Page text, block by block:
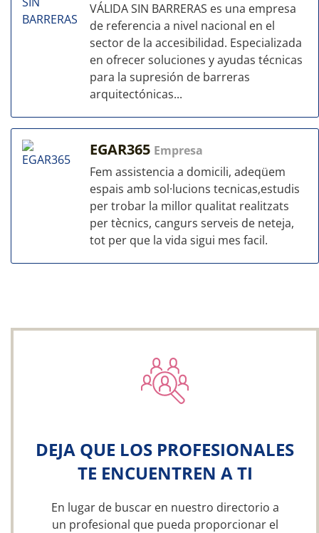
VÁLIDA SIN BARRERAS es una empresa
de referencia a nivel nacional en el
sector de la accesibilidad. Especializada
en ofrecer soluciones y ayudas técnicas
para la supresión de barreras
arquitectónicas...
EGAR365 Empresa
Fem assistencia a domicili, adeqüem
espais amb sol·lucions tecnicas,estudis
per trobar la millor qualitat realitzats
per tècnics, cangurs serveis de neteja,
tot per que la vida sigui mes facil.
DEJA QUE LOS PROFESIONALES
TE ENCUENTREN A TI
En lugar de buscar en nuestro directorio a
un profesional que pueda proporcionar el